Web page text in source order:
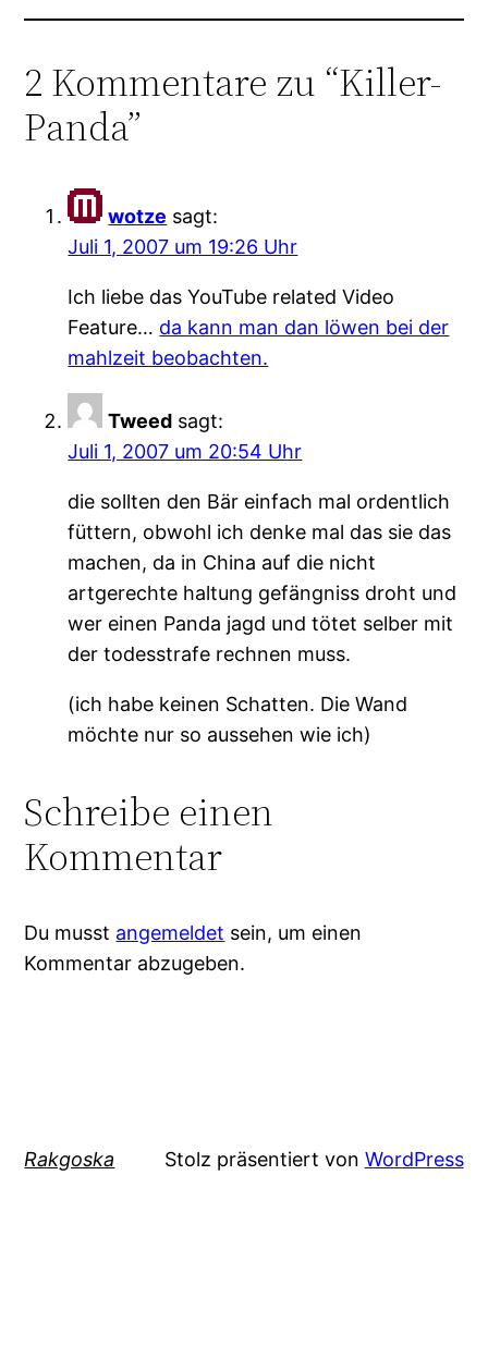
2 Kommentare zu “Killer-
Panda”
wotze sagt:
Juli 1, 2007 um 19:26 Uhr
Ich liebe das YouTube related Video
Feature… da kann man dan löwen bei der
mahlzeit beobachten.
Tweed sagt:
Juli 1, 2007 um 20:54 Uhr
die sollten den Bär einfach mal ordentlich
füttern, obwohl ich denke mal das sie das
machen, da in China auf die nicht
artgerechte haltung gefängniss droht und
wer einen Panda jagd und tötet selber mit
der todesstrafe rechnen muss.
(ich habe keinen Schatten. Die Wand
möchte nur so aussehen wie ich)
Schreibe einen
Kommentar
Du musst angemeldet sein, um einen
Kommentar abzugeben.
Rakgoska Stolz präsentiert von WordPress